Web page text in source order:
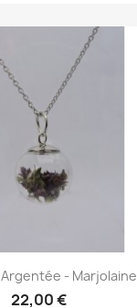
Aperçu rapide
- Marjolaine
22,00 €